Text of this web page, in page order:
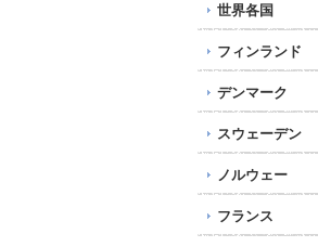
世界各国
フィンランド
デンマーク
スウェーデン
ノルウェー
フランス